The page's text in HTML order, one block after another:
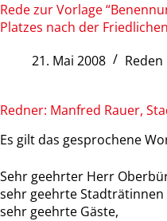
Rede zur Vorlage
Platzes nach der
21. Mai 2008
Reden
Redner: Manfred Rauer,
Es gilt das gesprochene
Sehr geehrter Herr
sehr geehrte
sehr geehrte Gäste,